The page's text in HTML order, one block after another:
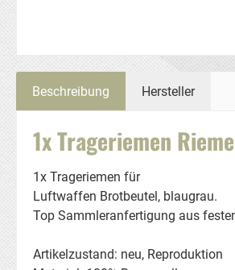
Beschreibung Hersteller
1x Trageriemen
1x Trageriemen für
Luftwaffen Brotbeutel, blaugrau.
Top Sammleranfertigung aus
Artikelzustand: neu, Reproduktion